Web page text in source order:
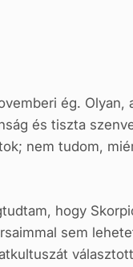
ég.
és tiszta
nem tudom,
hogy
sem